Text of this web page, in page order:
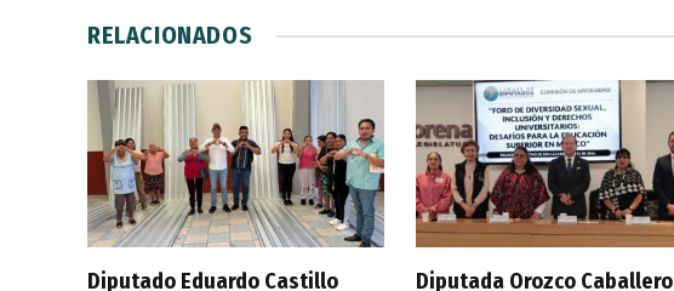
RELACIONADOS
Diputado Eduardo Castillo
Diputada Orozco Caballero